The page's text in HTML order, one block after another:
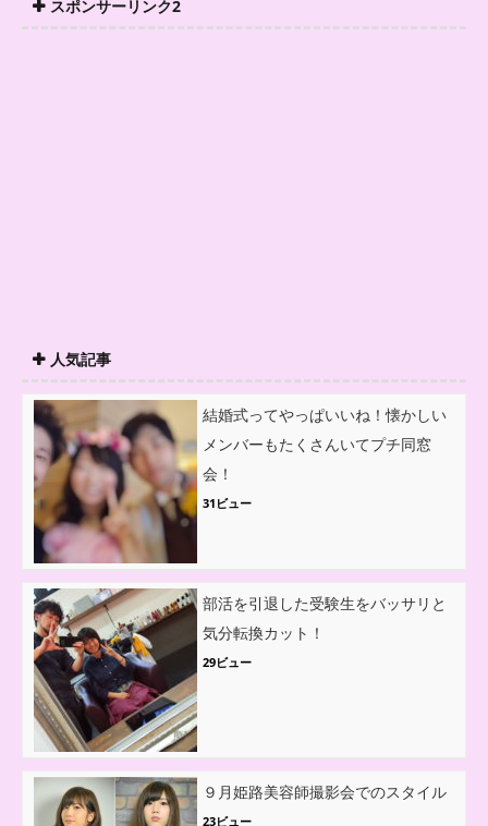
スポンサーリンク2
人気記事
結婚式ってやっぱいいね！懐かしい
メンバーもたくさんいてプチ同窓
会！
31ビュー
部活を引退した受験生をバッサリと
気分転換カット！
29ビュー
９月姫路美容師撮影会でのスタイル
23ビュー